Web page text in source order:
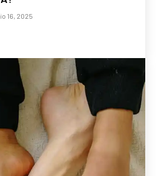
16, 2025